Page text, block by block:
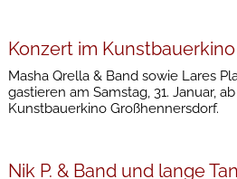
Konzert im
Masha Qrella & Band sowie Lares
gastieren am Samstag, 31. Januar,
Kunstbauerkino Großhennersdorf.
Nik P. & Band und lange